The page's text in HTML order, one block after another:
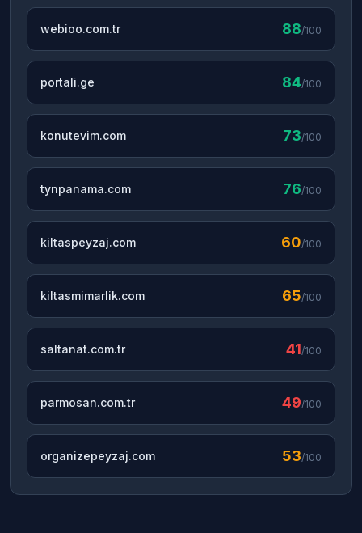
webioo.com.tr 88/100
portali.ge 84/100
konutevim.com 73/100
tynpanama.com 76/100
kiltaspeyzaj.com 60/100
kiltasmimarlik.com 65/100
saltanat.com.tr 41/100
parmosan.com.tr 49/100
organizepeyzaj.com 53/100